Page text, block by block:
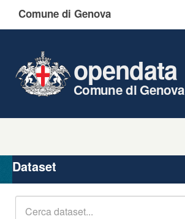
Comune di Genova
opendata
Comune di Genova
Organizzazioni
Gruppi
Dataset